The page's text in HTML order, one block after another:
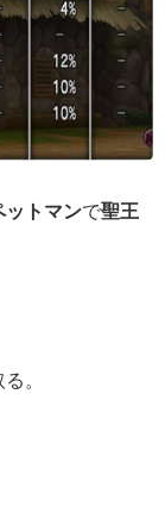
ットマンで聖王
。